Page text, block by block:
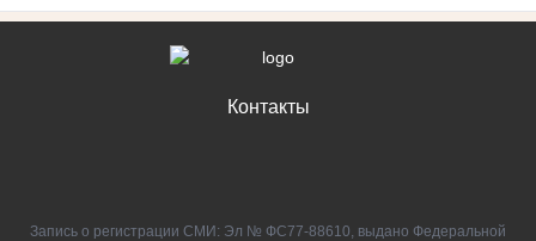
Контакты
Запись о регистрации СМИ: Эл № ФС77-88610, выдано Федеральной